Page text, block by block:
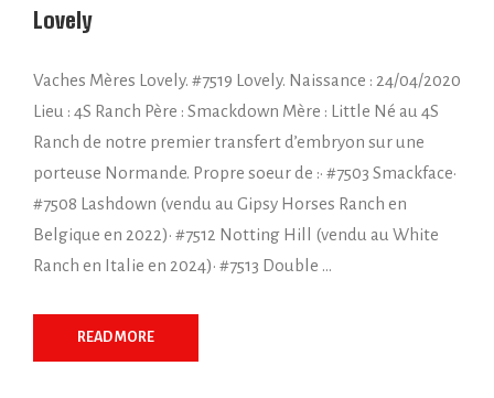
Lovely
Vaches Mères Lovely. #7519 Lovely. Naissance : 24/04/2020
Lieu : 4S Ranch Père : Smackdown Mère : Little Né au 4S
Ranch de notre premier transfert d’embryon sur une
porteuse Normande. Propre soeur de :• #7503 Smackface•
#7508 Lashdown (vendu au Gipsy Horses Ranch en
Belgique en 2022)• #7512 Notting Hill (vendu au White
Ranch en Italie en 2024)• #7513 Double …
READ MORE